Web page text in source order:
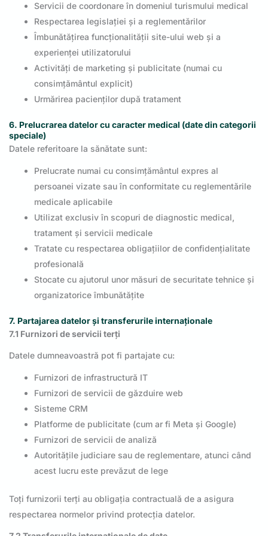
Servicii de coordonare în domeniul turismului medical
Respectarea legislației și a reglementărilor
Îmbunătățirea funcționalității site-ului web și a
experienței utilizatorului
Activități de marketing și publicitate (numai cu
consimțământul explicit)
Urmărirea pacienților după tratament
6. Prelucrarea datelor cu caracter medical (date din categorii
speciale)
Datele referitoare la sănătate sunt:
Prelucrate numai cu consimțământul expres al
persoanei vizate sau în conformitate cu reglementările
medicale aplicabile
Utilizat exclusiv în scopuri de diagnostic medical,
tratament și servicii medicale
Tratate cu respectarea obligațiilor de confidențialitate
profesională
Stocate cu ajutorul unor măsuri de securitate tehnice și
organizatorice îmbunătățite
7. Partajarea datelor și transferurile internaționale
7.1 Furnizori de servicii terți
Datele dumneavoastră pot fi partajate cu:
Furnizori de infrastructură IT
Furnizori de servicii de găzduire web
Sisteme CRM
Platforme de publicitate (cum ar fi Meta și Google)
Furnizori de servicii de analiză
Autoritățile judiciare sau de reglementare, atunci când
acest lucru este prevăzut de lege
Toți furnizorii terți au obligația contractuală de a asigura
respectarea normelor privind protecția datelor.